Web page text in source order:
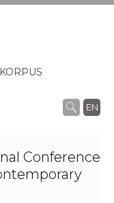
EN
Conference